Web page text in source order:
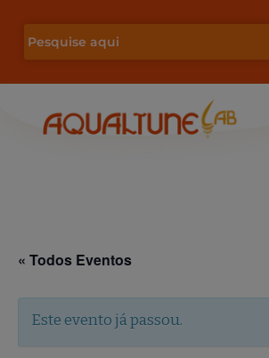
para
« Todos Eventos
Este evento já passou.